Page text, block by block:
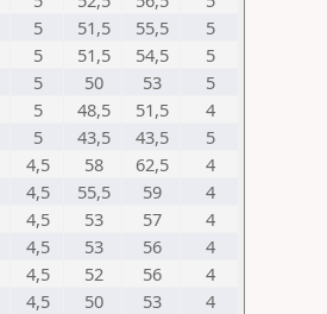
5 51,5 55,5
5
5 51,5 54,5
5
5 50 53
5
5 48,5 51,5
4
5 43,5 43,5
5
4,5 58 62,5
4
4,5 55,5 59
4
4,5 53 57
4
4,5 53 56
4
4,5 52 56
4
4,5 50 53
4